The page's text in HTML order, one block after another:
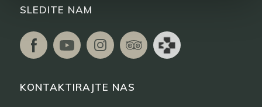
SLEDITE NAM
KONTAKTIRAJTE NAS